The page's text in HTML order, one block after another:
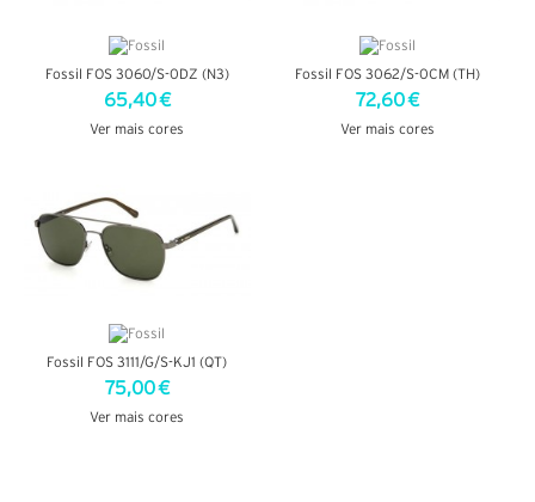
Fossil FOS 3060/S-0DZ (N3)
65,40 €
Ver mais cores
Fossil FOS 3062/S-0CM (TH)
72,60 €
Ver mais cores
Fossil FOS 3111/G/S-KJ1 (QT)
75,00 €
Ver mais cores